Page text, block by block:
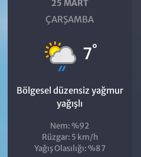
25 MART
ÇARŞAMBA
7°
Bölgesel düzensiz yağmur
yağışlı
Nem: %92
Rüzgar: 5 km/h
Yağış Olasılığı: %87